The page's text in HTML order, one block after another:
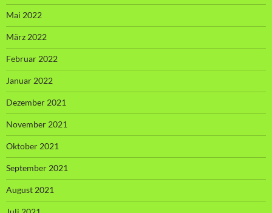
Mai 2022
März 2022
Februar 2022
Januar 2022
Dezember 2021
November 2021
Oktober 2021
September 2021
August 2021